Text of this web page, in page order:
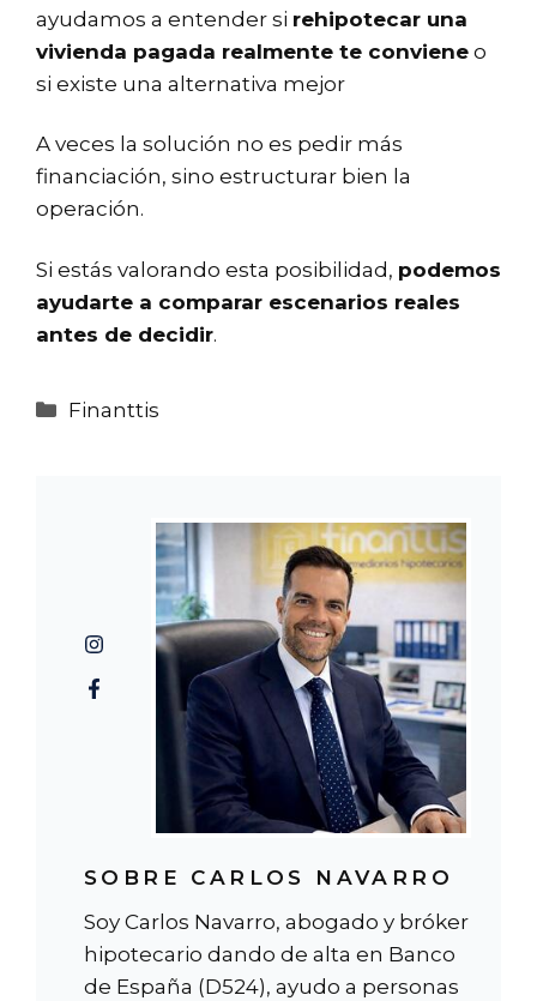
ayudamos a entender si rehipotecar una
vivienda pagada realmente te conviene o
si existe una alternativa mejor
A veces la solución no es pedir más
financiación, sino estructurar bien la
operación.
Si estás valorando esta posibilidad, podemos
ayudarte a comparar escenarios reales
antes de decidir.
Categorías
Finanttis
SOBRE CARLOS NAVARRO
Soy Carlos Navarro, abogado y bróker
hipotecario dando de alta en Banco
de España (D524), ayudo a personas